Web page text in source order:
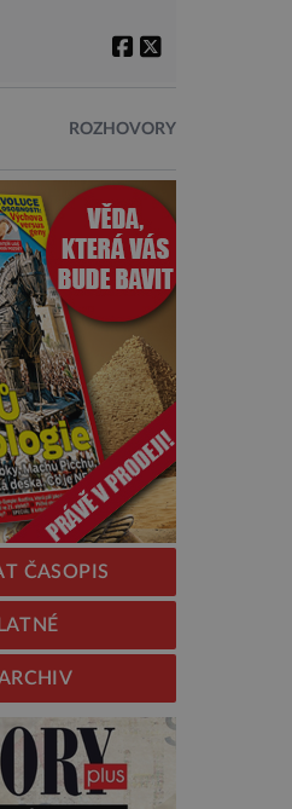
ROZHOVORY
ČASOPIS